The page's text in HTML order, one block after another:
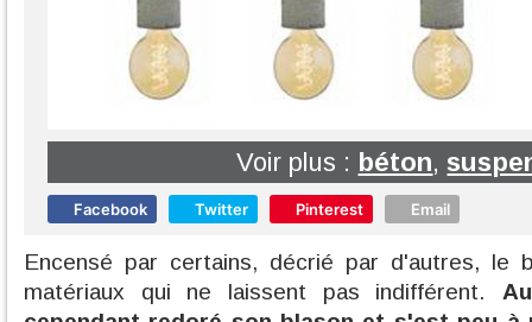
Voir plus : béton,
Facebook Twitter Pinterest Email
Encensé par certains, décrié par d'autres, le
matériaux qui ne laissent pas indifférent.